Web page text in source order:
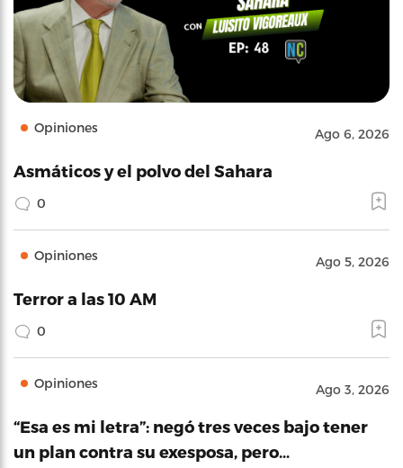
Opiniones Ago 6, 2026
Asmáticos y el polvo del Sahara
0
Opiniones Ago 5, 2026
Terror a las 10 AM
0
Opiniones Ago 3, 2026
“Esa es mi letra”: negó tres veces bajo tener
un plan contra su exesposa, pero…